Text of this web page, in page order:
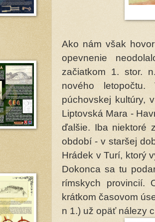
Ako nám však
opevnenie
začiatkom 1. stor.
nového letopočtu.
púchovskej kultúry,
Liptovská Mara -
ďalšie. Iba niektoré
období - v staršej
Hrádek v Turí, ktorý
Dokonca sa tu
rímskych provincií.
krátkom časovom
n 1.) už opäť nálezy